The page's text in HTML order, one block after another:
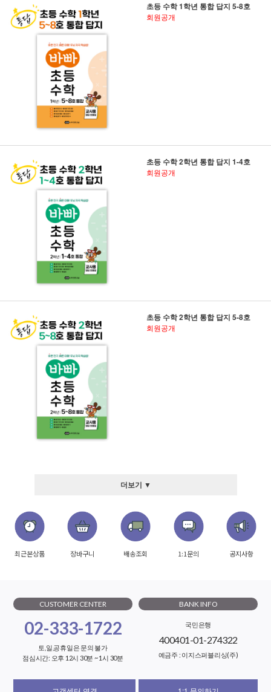
초등 수학 1학년 통합 답지 5-8호
회원공개
초등 수학 2학년 통합 답지 1-4호
회원공개
초등 수학 2학년 통합 답지 5-8호
회원공개
더보기 ▼
최근본상품 장바구니 배송조회 1:1문의 공지사항
CUSTOMER CENTER
02-333-1722
토,일,공휴일은 문의 불가
점심시간: 오후 12시 30분 ~ 1시 30분
BANK INFO
국민은행
400401-01-274322
예금주 : 이지스퍼블리싱(주)